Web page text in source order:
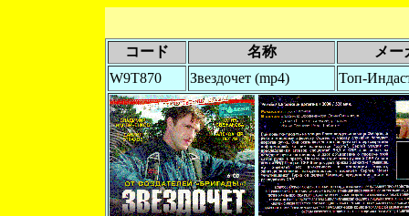
コード 名称
メー
W9T870
Звездочет (mp4) Топ-